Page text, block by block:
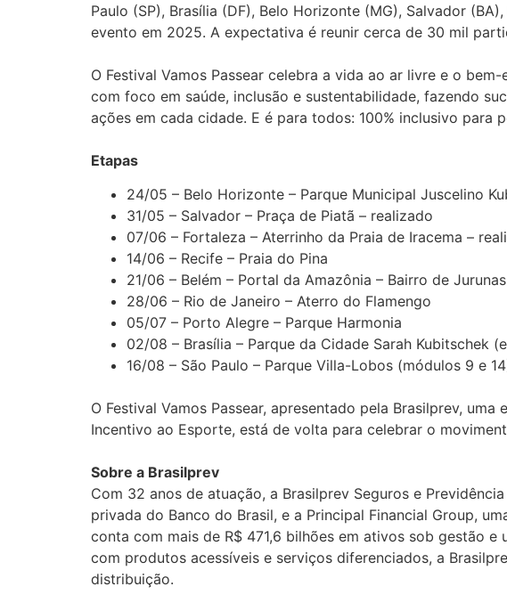
Paulo (SP), Brasília (DF), Belo Horizonte (MG), Salvador
evento em 2025. A expectativa é reunir cerca de 30 mil
O Festival Vamos Passear celebra a vida ao ar livre e o
com foco em saúde, inclusão e sustentabilidade, fazendo
ações em cada cidade. E é para todos: 100% inclusivo
Etapas
24/05 – Belo Horizonte – Parque Municipal Juscelino
31/05 – Salvador – Praça de Piatã – realizado
07/06 – Fortaleza – Aterrinho da Praia de Iracema –
14/06 – Recife – Praia do Pina
21/06 – Belém – Portal da Amazônia – Bairro de Jurunas
28/06 – Rio de Janeiro – Aterro do Flamengo
05/07 – Porto Alegre – Parque Harmonia
02/08 – Brasília – Parque da Cidade Sarah Kubitschek
16/08 – São Paulo – Parque Villa-Lobos (módulos 9 e
O Festival Vamos Passear, apresentado pela Brasilprev,
Incentivo ao Esporte, está de volta para celebrar o
Sobre a Brasilprev
Com 32 anos de atuação, a Brasilprev Seguros e
privada do Banco do Brasil, e a Principal Financial Group,
conta com mais de R$ 471,6 bilhões em ativos sob gestão
com produtos acessíveis e serviços diferenciados, a
distribuição.